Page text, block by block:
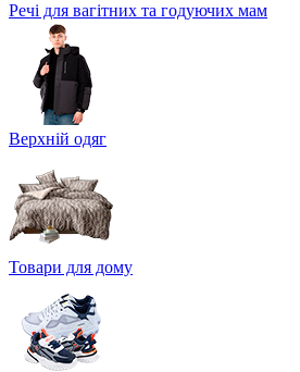
Речі для вагітних та годуючих мам
Верхній одяг
Товари для дому